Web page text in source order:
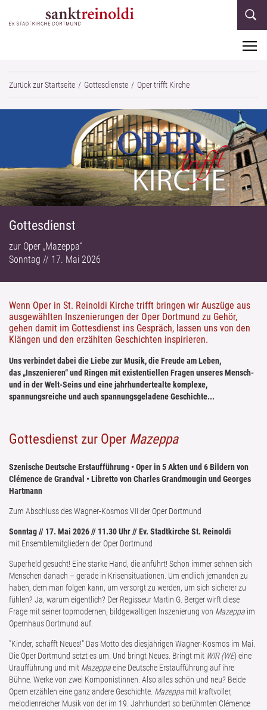
Zurück zur Startseite Gottesdienste Oper trifft Kirche
Gottesdienst
zur Oper „Mazeppa“
Sonntag // 17. Mai 2026
Wenn Oper in St. Reinoldi Kirche trifft bringen wir Auszüge aus
ausgewählten Inszenierungen der Oper Dortmund zu Gehör,
gehen damit im Gottesdienst ins Gespräch, lassen uns von den
Klängen und den erzählten Geschichten inspirieren.
Uns verbindet dabei die Liebe zur Musik, die Freude am Leben,
das „Inszenieren“ und Ringen mit existentiellen Fragen unseres Mensch-
und in der Welt-Seins und eine jahrhundertealte komplexe,
spannungsreiche und auch spannungsgeladene Geschichte...
Gottesdienst zur Oper Mazeppa
Szenische Deutsche Erstaufführung • Oper in 5 Akten und 6 Bildern von
Clémence de Grandval • Libretto von Charles Grandmougin und Georges
Hartmann
Zum Abschluss des Wagner-Kosmos VII der Oper Dortmund
Sonntag // 17. Mai 2026 // 11.30 Uhr // Ev. Stadtkirche St. Reinoldi
mit Ensemblemitgliedern der Oper Dortmund
Superheld gesucht! Eine starke Hand, die anführt! Schon immer sehnen sich
Menschen danach – gerade in Krisensituationen. Um endlich jemanden zu
haben, dem man folgen kann, um versorgt zu werden, um sich sicherer zu
fühlen? Ja, warum eigentlich? Der Regisseur Martin G. Berger wirft diese
Frage mit seiner topmodernen, bildgewaltigen Inszenierung von Mazeppa im
Opernhaus Dortmund auf.
"Kinder, schafft Neues!" Das Motto des diesjährigen Wagner-Kosmos im Mai.
Die Oper Dortmund setzt es um. Und bringt Neues. Bringt mit WIR (WE) eine
Uraufführung und mit Mazeppaeine Deutsche Erstaufführung auf ihre
Bühne. Werke von zwei Komponistinnen. Also alles schön und neu? Beide
Opern erzählen eine ganz andere Geschichte. Mazeppa mit kraftvoller,
melodienreicher Musik von der im 19. Jahrhundert so berühmten Clémence